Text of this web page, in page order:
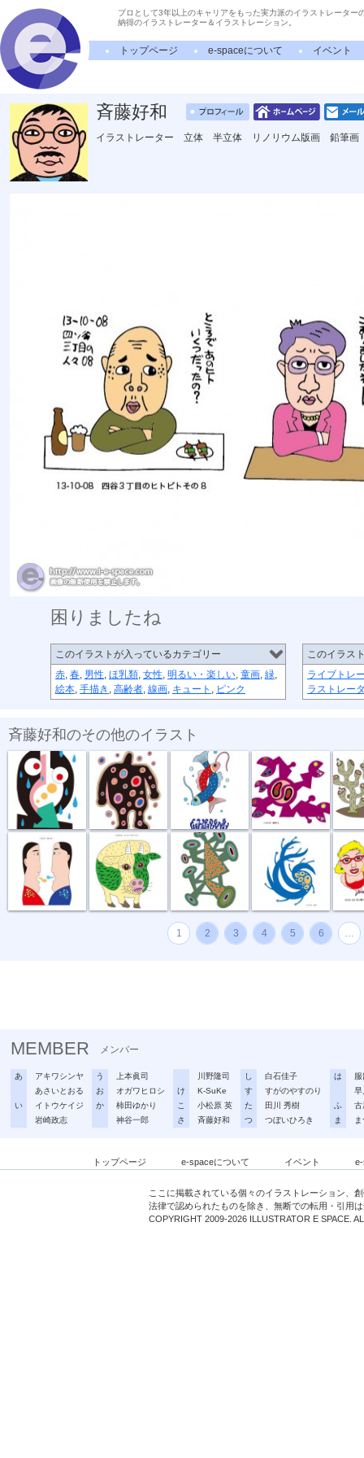
プロとして3年以上のキャリアをもった実力派のイラストレーター
納得のイラストレーター＆イラストレーション。
トップページ e-spaceについて イベント
斉藤好和
イラストレーター 立体 半立体 リノリウム版画 鉛筆画
困りましたね
このイラストが入っているカテゴリー
赤, 春, 男性, ほ乳類, 女性, 明るい・楽しい, 童画, 緑,
絵本, 手描き , 高齢者, 線画, キュート , ピンク
このイラス
ライブトレ
ラストレー
斉藤好和のその他のイラスト
傘がない 正体不明 深海の恋
話し合い オハヨーゴザ... 噂の出所 風祭り ハイ
1 2 3 4 5 6 …
MEMBER メンバー
あ
アキワシンヤ
あさいとおる
い
イトウケイジ
岩崎政志
う
上本眞司
お
オガワヒロシ
か
柿田ゆかり
神谷一郎
川野隆司
け
K-SuKe
こ
小松原 英
さ
斉藤好和
し
白石佳子
す
すがのやすのり
た
田川 秀樹
つ
つぼいひろき
は
早
ふ
古
ま
トップページ e-spaceについて イベント
ここに掲載されている個々のイラストレーション、
法律で認められたものを除き、無断での転用・引用
COPYRIGHT 2009-2026 ILLUSTRATOR E SPACE.